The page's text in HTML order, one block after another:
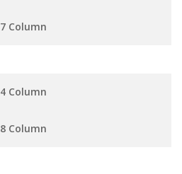
7 Column
4 Column
8 Column